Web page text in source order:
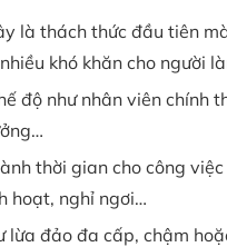
là thách thức đầu tiên
khó khăn cho người
độ như nhân viên chính
thời gian cho công việc
hoạt, nghỉ ngơi…
lừa đảo đa cấp, chậm